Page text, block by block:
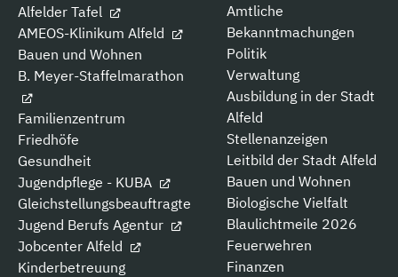
Alfelder Tafel
AMEOS-Klinikum Alfeld
Bauen und Wohnen
B. Meyer-Staffelmarathon
Familienzentrum
Friedhöfe
Gesundheit
Jugendpflege - KUBA
Gleichstellungsbeauftragte
Jugend Berufs Agentur
Jobcenter Alfeld
Kinderbetreuung
Amtliche
Bekanntmachungen
Politik
Verwaltung
Ausbildung in der Stadt
Alfeld
Stellenanzeigen
Leitbild der Stadt Alfeld
Bauen und Wohnen
Biologische Vielfalt
Blaulichtmeile 2026
Feuerwehren
Finanzen